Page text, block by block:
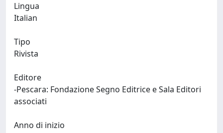
Lingua
Tipo
Rivista
Editore
-Pescara: Fondazione Segno Editrice e Sala Editori
Anno di inizio